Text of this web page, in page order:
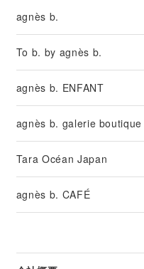
agnès b.
To b. by agnès b.
agnès b. ENFANT
agnès b. galerie boutique
Tara Océan Japan
agnès b. CAFÉ